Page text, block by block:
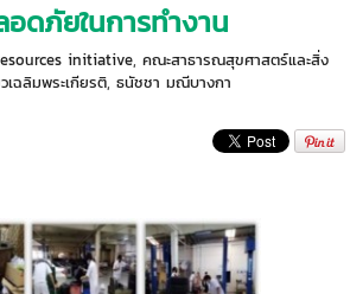
ดภัยในการทำงาน
initiative, คณะสาธารณสุขศาสตร์และสิ่ง
ฉลิมพระเกียรติ, ธนัชชา มณีบางกา